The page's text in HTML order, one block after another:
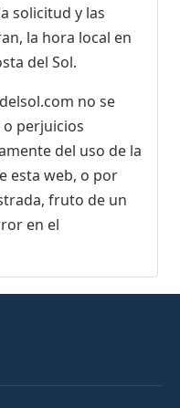
solicitud y las
la hora local en
del Sol.
no se
perjuicios
del uso de la
esta web, o por
fruto de un
en el